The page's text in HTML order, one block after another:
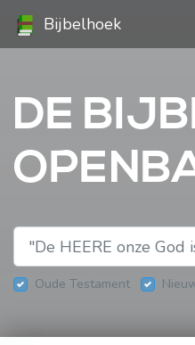
Bijbelhoek
DE
Oude Testament